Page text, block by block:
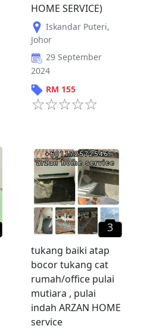
HOME SERVICE)
Iskandar Puteri,
Johor
29 September
2024
RM 155
3
tukang baiki atap
bocor tukang cat
rumah/office pulai
mutiara , pulai
indah ARZAN HOME
service